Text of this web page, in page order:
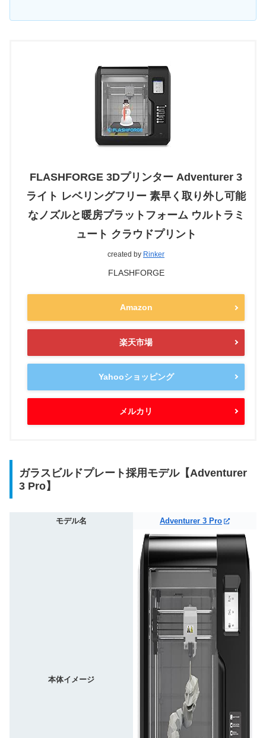
FLASHFORGE 3Dプリンター Adventurer 3
ライト レベリングフリー 素早く取り外し可能
なノズルと暖房プラットフォーム ウルトラミ
ュート クラウドプリント
created by Rinker
FLASHFORGE
Amazon
楽天市場
Yahooショッピング
メルカリ
ガラスビルドプレート採用モデル【Adventurer
3 Pro】
モデル名 Adventurer 3 Pro
本体イメージ